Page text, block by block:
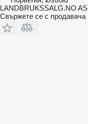
LANDBRUKSSALG.NO AS
Свържете се с продавача